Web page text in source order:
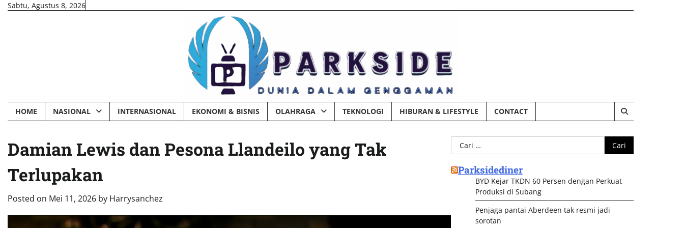
SkipSabtu, Agustus 8, 2026
HOME NASIONAL INTERNASIONAL EKONOMI & BISNIS OLAHRAGA TEKNOLOGI HIBURAN & LIFESTYLE CONTACT
Damian Lewis dan Pesona Llandeilo yang Tak
Terlupakan
Posted on Mei 11, 2026 by Harrysanchez
Cari
untuk:
Parksidediner
BYD Kejar TKDN 60 Persen dengan Perkuat
Produksi di Subang
Penjaga pantai Aberdeen tak resmi jadi
sorotan